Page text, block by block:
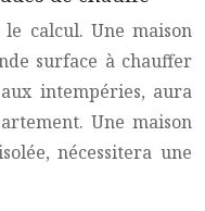
calcul. Une maison
surface à chauffer
intempéries, aura
Une maison
nécessitera une